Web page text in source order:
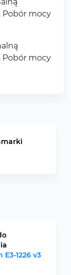
Pobór mocy
Pobór mocy
E3-1226 v3